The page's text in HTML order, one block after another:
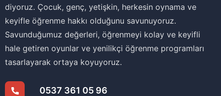
diyoruz. Çocuk, genç, yetişkin, herkesin oynama ve
keyifle öğrenme hakkı olduğunu savunuyoruz.
Savunduğumuz değerleri, öğrenmeyi kolay ve keyifli
hale getiren oyunlar ve yenilikçi öğrenme programları
tasarlayarak ortaya koyuyoruz.
0537 361 05 96